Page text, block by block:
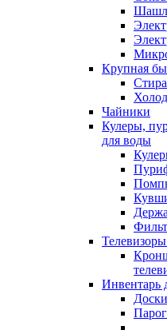
Крупная
Чайники
Кулеры,
для воды
Инвентарь